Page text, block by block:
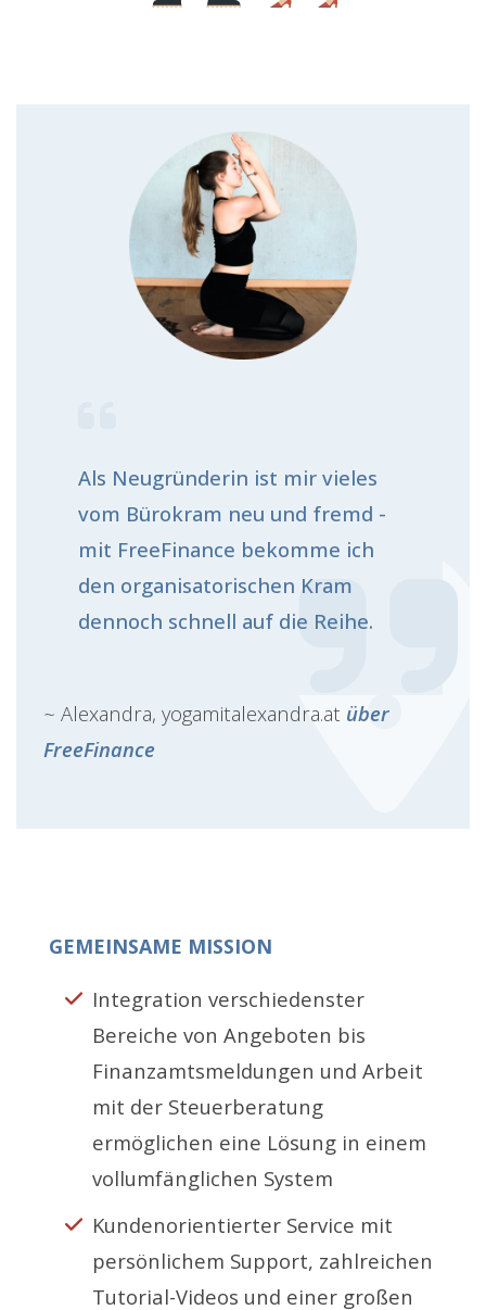
Als Neugründerin ist mir vieles
vom Bürokram neu und fremd -
mit FreeFinance bekomme ich
den organisatorischen Kram
dennoch schnell auf die Reihe.
~ Alexandra, yogamitalexandra.at über
FreeFinance
GEMEINSAME MISSION
Integration verschiedenster
Bereiche von Angeboten bis
Finanzamtsmeldungen und Arbeit
mit der Steuerberatung
ermöglichen eine Lösung in einem
vollumfänglichen System
Kundenorientierter Service mit
persönlichem Support, zahlreichen
Tutorial-Videos und einer großen